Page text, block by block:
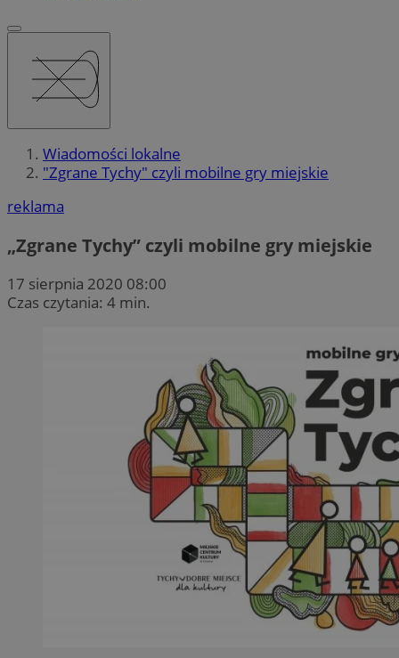
Wiadomości lokalne
"Zgrane Tychy" czyli mobilne gry miejskie
reklama
„Zgrane Tychy” czyli mobilne gry miejskie
17 sierpnia 2020 08:00
Czas czytania: 4 min.